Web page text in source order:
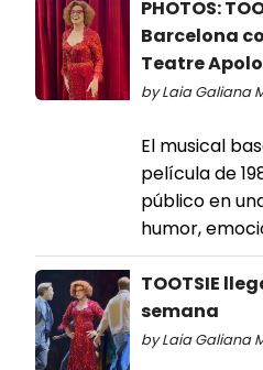
PHOTOS:
Barcelona
Teatre Apolo
by Laia Galiana
El musical
película de
público en
humor,
TOOTSIE
semana
by Laia Galiana